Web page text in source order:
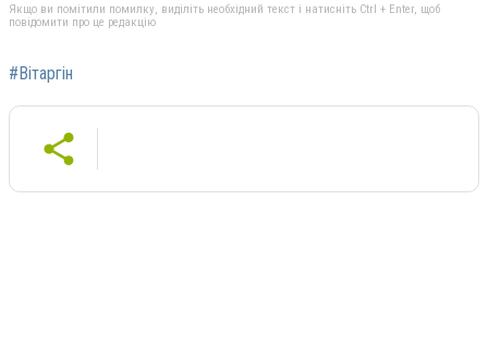
Якщо ви помітили помилку, виділіть необхідний текст і натисніть Ctrl + Enter, щоб
повідомити про це редакцію
#Вітаргін